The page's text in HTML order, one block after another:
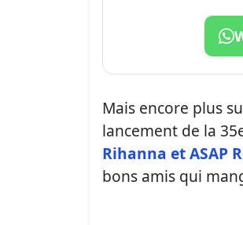
Mais encore plus
lancement de la
Rihanna et ASAP
bons amis qui